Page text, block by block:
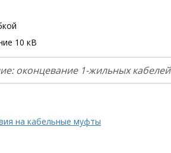
10 кВ
оконцевание 1-жильных кабелей
на кабельные муфты